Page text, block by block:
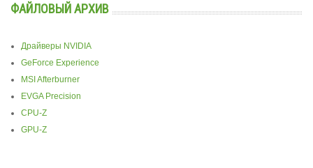
ФАЙЛОВЫЙ АРХИВ
Драйверы NVIDIA
GeForce Experience
MSI Afterburner
EVGA Precision
CPU-Z
GPU-Z